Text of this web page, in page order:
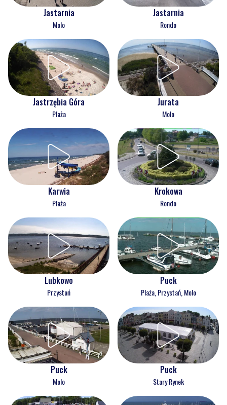
Jastarnia
Molo
Jastarnia
Rondo
Jastrzębia Góra
Plaża
Jurata
Molo
Karwia
Plaża
Krokowa
Rondo
Lubkowo
Przystań
Puck
Plaża, Przystań, Molo
Puck
Molo
Puck
Stary Rynek